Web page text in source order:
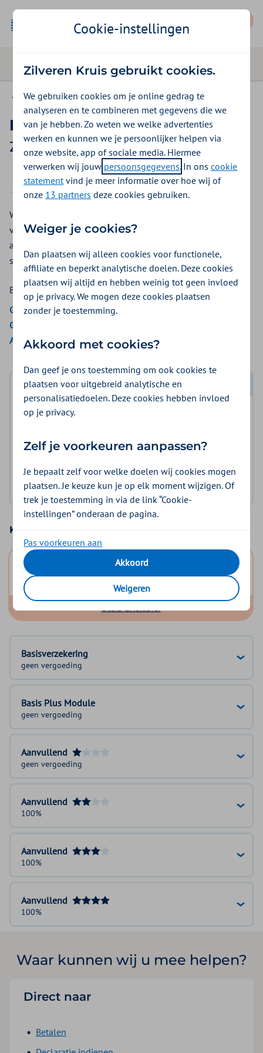
Basis Exclusief
Kraampakket
Zilveren Kruis vergoeding 2026
2025 2026
Wilt u een kraampakket? Bij Zilveren Kruis kunt u een
vergoeding voor een kraampakket krijgen vanuit de
aanvullende verzekering. In het kraampakket vindt u
speciale (verband)middelen voor bij en na de bevalling.
Bekijk de vergoedingen van:
Gemeenten Optimaal
Gemeente Amsterdam
Aon Vitaal
Log in met DigiD
Log in en bekijk welke vergoeding en voorwaarden
Geen DigiD?Vraag aan
Kies uw basisverzekering
Basis Start
Basis Zeker
Basis Exclusief
Basisverzekering
geen vergoeding
Basis Plus Module
geen vergoeding
Aanvullend
geen vergoeding
Aanvullend
100%
Aanvullend
100%
Aanvullend
100%
Waar kunnen wij u mee helpen?
Direct naar
Betalen
Cookie-instellingen
Zilveren Kruis gebruikt cookies.
We gebruiken cookies om je online gedrag te
analyseren en te combineren met gegevens die we
van je hebben. Zo weten we welke advertenties
werken en kunnen we je persoonlijker helpen via
onze website, app of sociale media. Hiermee
verwerken wij jouw persoonsgegevens. In onscookie
statementvind je meer informatie over hoe wij of
onze 13 partners deze cookies gebruiken.
Weiger je cookies?
Dan plaatsen wij alleen cookies voor functionele,
affiliate en beperkt analytische doelen. Deze cookies
plaatsen wij altijd en hebben weinig tot geen invloed
op je privacy. We mogen deze cookies plaatsen
zonder je toestemming.
Akkoord met cookies?
Dan geef je ons toestemming om ook cookies te
plaatsen voor uitgebreid analytische en
personalisatiedoelen. Deze cookies hebben invloed
op je privacy.
Zelf je voorkeuren aanpassen?
Je bepaalt zelf voor welke doelen wij cookies mogen
plaatsen. Je keuze kun je op elk moment wijzigen. Of
trek je toestemming in via de link “Cookie-
instellingen” onderaan de pagina.
Pas voorkeuren aan
Akkoord
Weigeren